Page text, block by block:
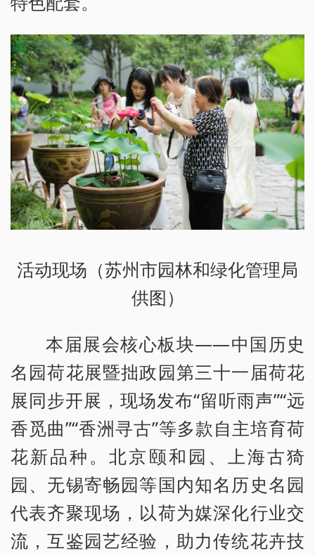
活动现场（苏州市园林和绿化管理局
供图）
本届展会核心板块——中国历史
名园荷花展暨拙政园第三十一届荷花
展同步开展，现场发布“留听雨声”“远
香觅曲”“香洲寻古”等多款自主培育荷
花新品种。北京颐和园、上海古猗
园、无锡寄畅园等国内知名历史名园
代表齐聚现场，以荷为媒深化行业交
流，互鉴园艺经验，助力传统花卉技